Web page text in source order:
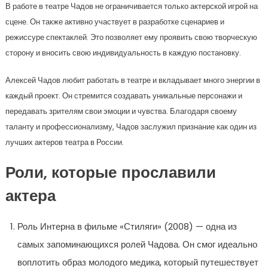
В работе в театре Чадов не ограничивается только актерской игрой на
сцене. Он также активно участвует в разработке сценариев и
режиссуре спектаклей. Это позволяет ему проявить свою творческую
сторону и вносить свою индивидуальность в каждую постановку.
Алексей Чадов любит работать в театре и вкладывает много энергии в
каждый проект. Он стремится создавать уникальные персонажи и
передавать зрителям свои эмоции и чувства. Благодаря своему
таланту и профессионализму, Чадов заслужил признание как один из
лучших актеров театра в России.
Роли, которые прославили
актера
Роль Интерна в фильме «Стиляги» (2008) — одна из
самых запоминающихся ролей Чадова. Он смог идеально
воплотить образ молодого медика, который путешествует